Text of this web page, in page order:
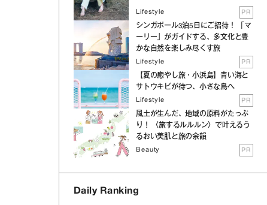
Lifestyle PR
シンガポール3泊5日にご招待！ 「マ
ーリー」がガイドする、多文化と豊
かな自然を楽しみ尽くす旅
Lifestyle PR
【夏の癒やし旅・小浜島】青い海と
サトウキビが待つ、小さな島へ
Lifestyle PR
風土が生んだ、地域の原料がたっぷ
り！ 〈旅するルルルン〉で叶えるう
るおい美肌と旅の余韻
Beauty PR
Daily Ranking